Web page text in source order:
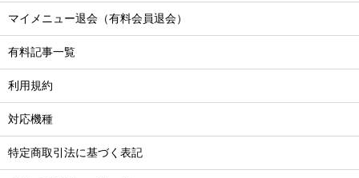
マイメニュー退会（有料会員退会）
有料記事一覧
利用規約
対応機種
特定商取引法に基づく表記